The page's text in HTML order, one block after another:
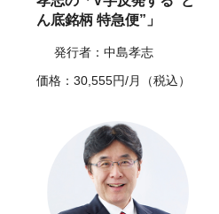
ん底銘柄 特急便”」
発行者：中島孝志
価格：30,555円/月（税込）